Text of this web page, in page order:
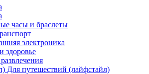
часы и браслеты
электроника
здоровье
Для путешествий (лайфстайл)